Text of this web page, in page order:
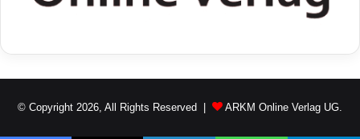
photovoltaischer Solarenergie:Das
installierten Leistung von 168 MW und einer
© Copyright 2026, All Rights Reserved | ARKM Online Verlag UG.